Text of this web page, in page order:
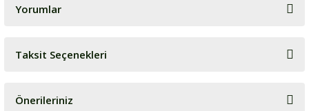
Yorumlar
Bu ürüne ilk yorumu siz yapın!
Taksit Seçenekleri
Önerileriniz